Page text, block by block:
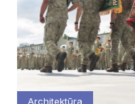
Architektūra